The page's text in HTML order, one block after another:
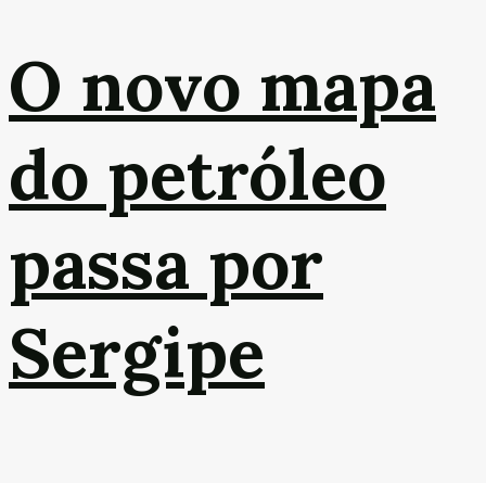
O novo mapa
do petróleo
passa por
Sergipe